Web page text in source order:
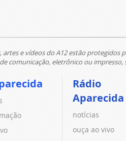
artes e vídeos do A12 estão protegidos
comunicação, eletrônico ou
Rádio
Aparecida
notícias
ouça ao vivo